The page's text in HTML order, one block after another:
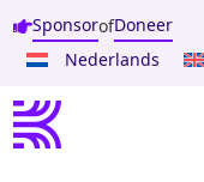
SponsorofDoneer
Nederlands